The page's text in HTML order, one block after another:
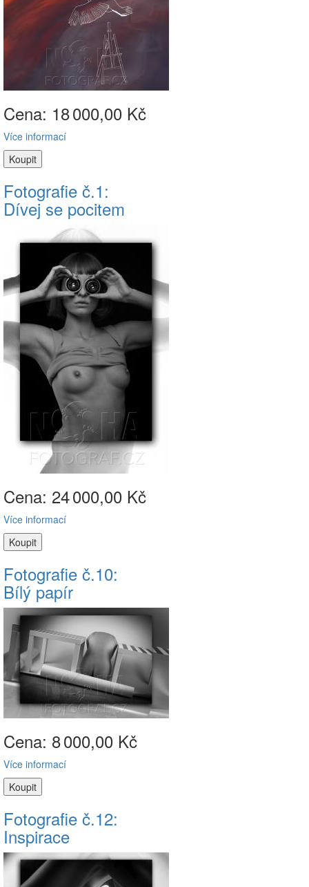
Cena: 18000,00 Kč
Více informací
Fotografie č.1:
Dívej se pocitem
Cena: 24000,00 Kč
Více informací
Fotografie č.10:
Bílý papír
Cena: 8000,00 Kč
Více informací
Fotografie č.12:
Inspirace